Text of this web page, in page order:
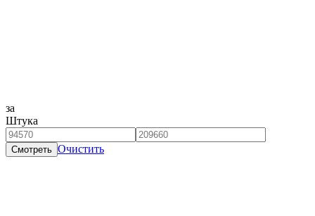
за
Штука
Смотреть Очистить